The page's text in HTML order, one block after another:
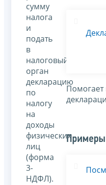
сумму
налога
и
подать
в
налоговый
орган
декларацию
по
налогу
на
доходы
физических
лиц
(форма
3-
НДФЛ).
Помогает
Примеры